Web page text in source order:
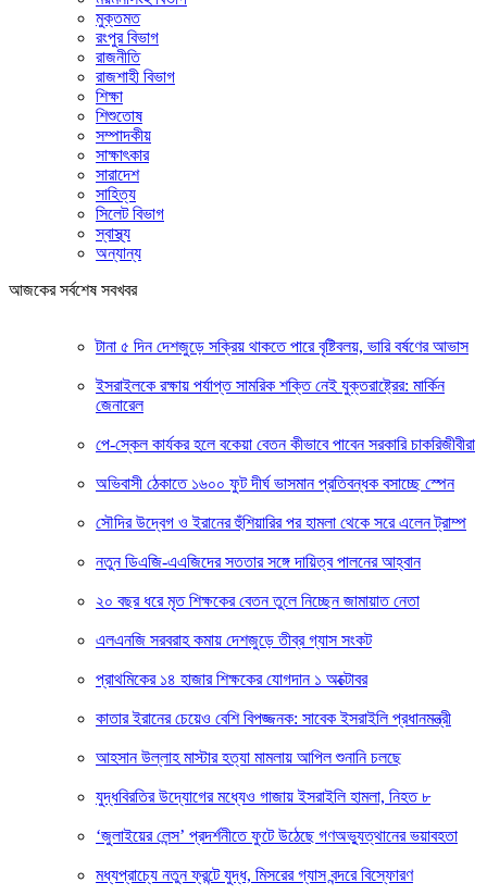
মুক্তমত
রংপুর বিভাগ
রাজনীতি
রাজশাহী বিভাগ
শিক্ষা
শিশুতোষ
সম্পাদকীয়
সাক্ষাৎকার
সারাদেশ
সাহিত্য
সিলেট বিভাগ
স্বাস্থ্য
অন্যান্য
আজকের সর্বশেষ সবখবর
টানা ৫ দিন দেশজুড়ে সক্রিয় থাকতে পারে বৃষ্টিবলয়, ভারি বর্ষণের আভাস
ইসরাইলকে রক্ষায় পর্যাপ্ত সামরিক শক্তি নেই যুক্তরাষ্ট্রের: মার্কিন
জেনারেল
পে-স্কেল কার্যকর হলে বকেয়া বেতন কীভাবে পাবেন সরকারি চাকরিজীবীরা
অভিবাসী ঠেকাতে ১৬০০ ফুট দীর্ঘ ভাসমান প্রতিবন্ধক বসাচ্ছে স্পেন
সৌদির উদ্বেগ ও ইরানের হুঁশিয়ারির পর হামলা থেকে সরে এলেন ট্রাম্প
নতুন ডিএজি-এএজিদের সততার সঙ্গে দায়িত্ব পালনের আহ্বান
২০ বছর ধরে মৃত শিক্ষকের বেতন তুলে নিচ্ছেন জামায়াত নেতা
এলএনজি সরবরাহ কমায় দেশজুড়ে তীব্র গ্যাস সংকট
প্রাথমিকের ১৪ হাজার শিক্ষকের যোগদান ১ অক্টোবর
কাতার ইরানের চেয়েও বেশি বিপজ্জনক: সাবেক ইসরাইলি প্রধানমন্ত্রী
আহসান উল্লাহ মাস্টার হত্যা মামলায় আপিল শুনানি চলছে
যুদ্ধবিরতির উদ্যোগের মধ্যেও গাজায় ইসরাইলি হামলা, নিহত ৮
‘জুলাইয়ের লেন্স’ প্রদর্শনীতে ফুটে উঠেছে গণঅভ্যুত্থানের ভয়াবহতা
মধ্যপ্রাচ্যে নতুন ফ্রন্টে যুদ্ধ, মিসরের গ্যাস বন্দরে বিস্ফোরণ